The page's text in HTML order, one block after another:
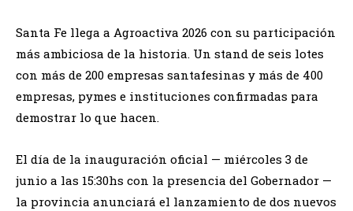
Santa Fe llega a Agroactiva 2026 con su participación
más ambiciosa de la historia. Un stand de seis lotes
con más de 200 empresas santafesinas y más de 400
empresas, pymes e instituciones confirmadas para
demostrar lo que hacen.
El día de la inauguración oficial — miércoles 3 de
junio a las 15:30hs con la presencia del Gobernador —
la provincia anunciará el lanzamiento de dos nuevos